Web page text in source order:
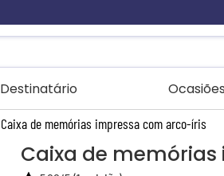
Destinatário Ocasiões
Caixa de memórias impressa com arco-íris
Caixa de